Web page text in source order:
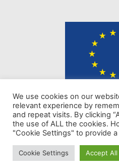
The content of KINDER website
and is their sole responsibility. The
accept any responsibility for use that
Privacy
We use cookies on our
relevant experience by
and repeat visits. By clicking
the use of ALL the cookies.
"Cookie Settings" to provide
Cookie Settings Accept All